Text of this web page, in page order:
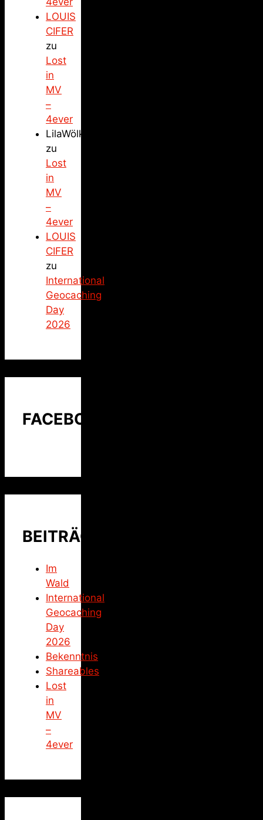
LOUIS
CIFER
zu
Lost
in
MV
–
4ever
LilaWölkchen
zu
Lost
in
MV
–
4ever
LOUIS
CIFER
zu
International
Geocaching
Day
2026
FACEBOOK
BEITRÄGE
Im
Wald
International
Geocaching
Day
2026
Bekenntnis
Shareables
Lost
in
MV
–
4ever